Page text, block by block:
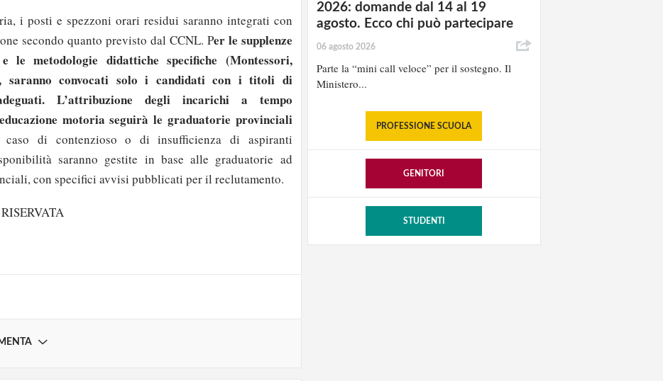
i posti e spezzoni orari residui saranno integrati con
secondo quanto previsto dal CCNL. Per le supplenze
le metodologie didattiche specifiche (Montessori,
saranno convocati solo i candidati con i titoli di
L’attribuzione degli incarichi a tempo
motoria seguirà le graduatorie provinciali
di contenzioso o di insufficienza di aspiranti
saranno gestite in base alle graduatorie ad
con specifici avvisi pubblicati per il reclutamento.
2026: domande dal 14 al 19
agosto. Ecco chi può partecipare
06 agosto 2026
Parte la “mini call veloce” per il sostegno. Il
Ministero...
PROFESSIONE SCUOLA
GENITORI
STUDENTI